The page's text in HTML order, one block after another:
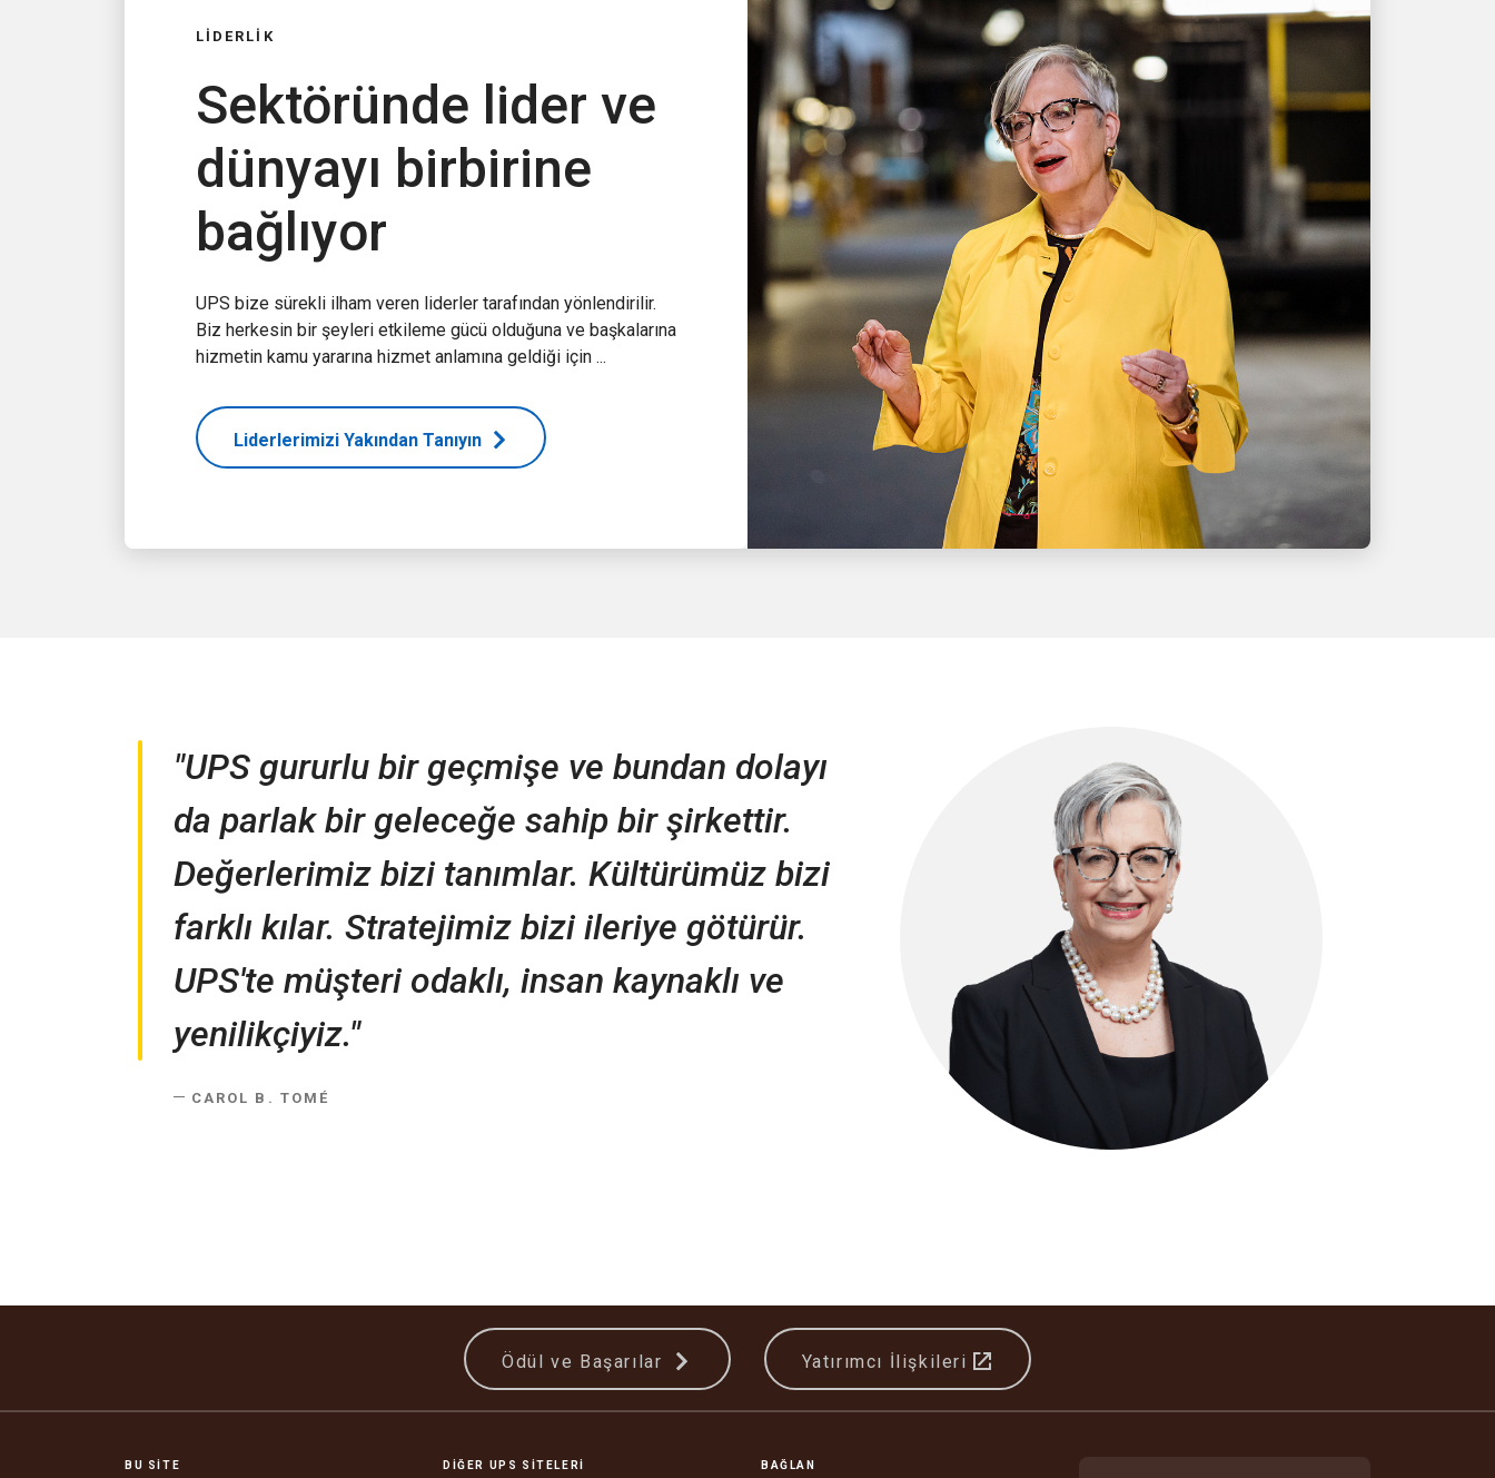
LİDERLİK
Sektöründe lider ve
dünyayı birbirine
bağlıyor
UPS bize sürekli ilham veren liderler tarafından yönlendirilir.
Biz herkesin bir şeyleri etkileme gücü olduğuna ve başkalarına
hizmetin kamu yararına hizmet anlamına geldiği için ...
Liderlerimizi Yakından Tanıyın
"UPS gururlu bir geçmişe ve bundan dolayı
da parlak bir geleceğe sahip bir şirkettir.
Değerlerimiz bizi tanımlar. Kültürümüz bizi
farklı kılar. Stratejimiz bizi ileriye götürür.
UPS'te müşteri odaklı, insan kaynaklı ve
yenilikçiyiz."
CAROL B. TOMÉ
Ödül ve Başarılar Yatırımcı İlişkileri
BU SITE DIĞER UPS SITELERI BAĞLAN